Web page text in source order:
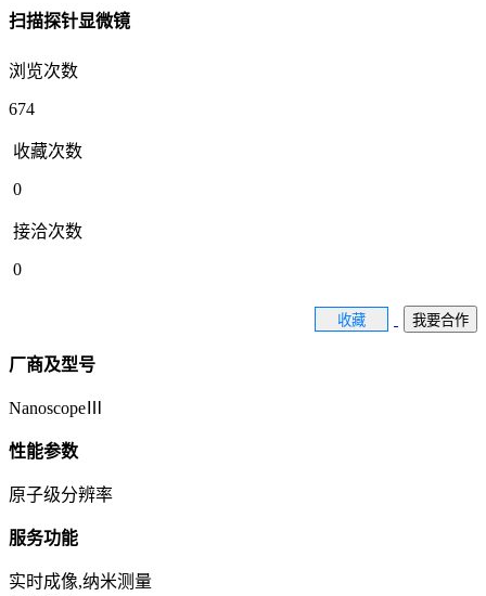
扫描探针显微镜
浏览次数
674
收藏次数
0
接洽次数
0
收藏 我要合作
厂商及型号
NanoscopeⅢ
性能参数
原子级分辨率
服务功能
实时成像,纳米测量